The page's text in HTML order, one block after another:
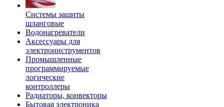
Системы защиты
шланговые
Водонагреватели
Аксессуары для
электроинструментов
Промышленные
программируемые
логические
контроллеры
Радиаторы, конвекторы
Бытовая электроника